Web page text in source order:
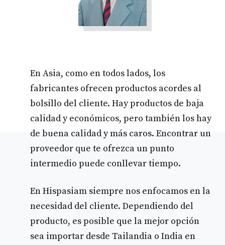
En Asia, como en todos lados, los
fabricantes ofrecen productos acordes al
bolsillo del cliente. Hay productos de baja
calidad y económicos, pero también los hay
de buena calidad y más caros. Encontrar un
proveedor que te ofrezca un punto
intermedio puede conllevar tiempo.
En Hispasiam siempre nos enfocamos en la
necesidad del cliente. Dependiendo del
producto, es posible que la mejor opción
sea importar desde Tailandia o India en